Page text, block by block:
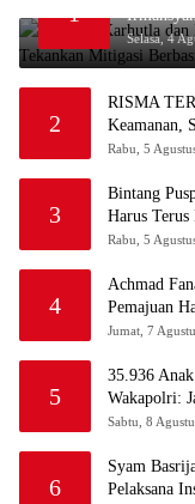
1
Selasa, 4
2
RISMA
Keamanan,
Sistem
Rabu, 5
3
Bintang
Harus
Rabu, 5
4
Achmad
Pemajuan
Jumat, 7
5
35.936
Wakapolri:
Sabtu, 8
6
Syam
Pelaksana